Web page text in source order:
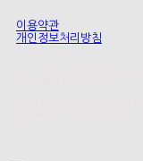
이용약관
개인정보처리방침